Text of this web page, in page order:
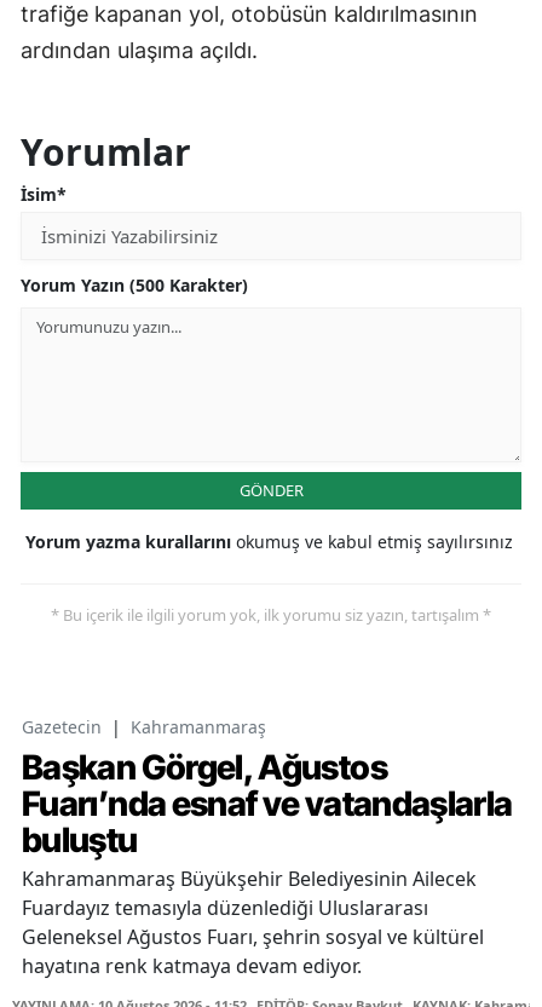
trafiğe kapanan yol, otobüsün kaldırılmasının
ardından ulaşıma açıldı.
Yorumlar
İsim*
Yorum Yazın (500 Karakter)
GÖNDER
Yorum yazma kurallarını okumuş ve kabul etmiş sayılırsınız
* Bu içerik ile ilgili yorum yok, ilk yorumu siz yazın, tartışalım *
Gazetecin | Kahramanmaraş
Başkan Görgel, Ağustos
Fuarı’nda esnaf ve vatandaşlarla
buluştu
Kahramanmaraş Büyükşehir Belediyesinin Ailecek
Fuardayız temasıyla düzenlediği Uluslararası
Geleneksel Ağustos Fuarı, şehrin sosyal ve kültürel
hayatına renk katmaya devam ediyor.